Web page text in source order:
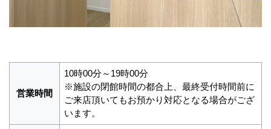
営業時間
10時00分～19時00分
※施設の閉館時間の都合上、最終受付時間前に
ご来店頂いてもお預かり対応となる場合がござ
います。